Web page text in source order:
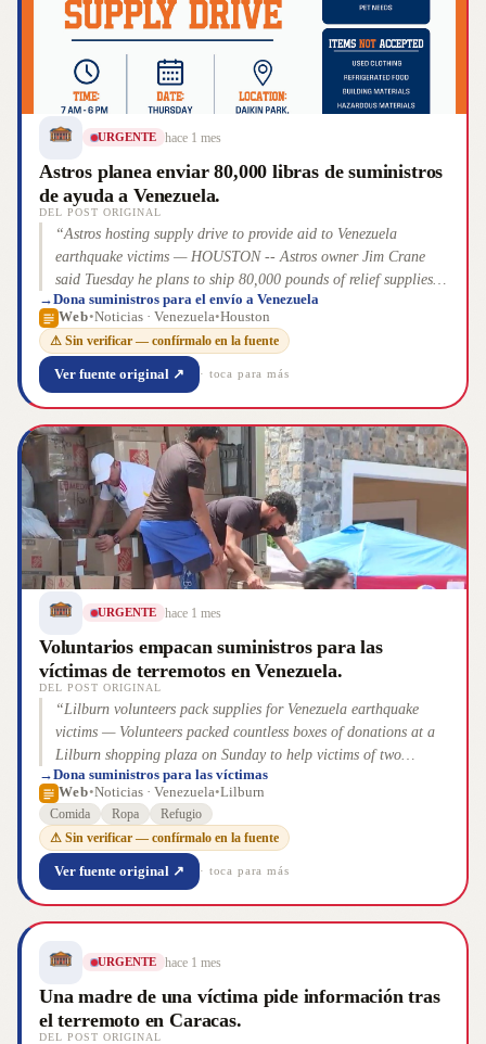
humanos”
URGENTE hace 1 mes
Astros planea enviar 80,000 libras de suministros
de ayuda a Venezuela.
DEL POST ORIGINAL
“Astros hosting supply drive to provide aid to Venezuela
earthquake victims — HOUSTON -- Astros owner Jim Crane
said Tuesday he plans to ship 80,000 pounds of relief supplies to
Venezuela to help provide aid from the powerful June 24
earthquakes that devastated the nation, killing hundreds of
people with thousands still missing.”
→Dona suministros para el envío a Venezuela
Web•Noticias · Venezuela•Houston
⚠ Sin verificar — confírmalo en la fuente
Ver fuente original ↗ · toca para más
URGENTE hace 1 mes
Voluntarios empacan suministros para las
víctimas de terremotos en Venezuela.
DEL POST ORIGINAL
“Lilburn volunteers pack supplies for Venezuela earthquake
victims — Volunteers packed countless boxes of donations at a
Lilburn shopping plaza on Sunday to help victims of two
massive earthquakes in Venezuela. The disaster has killed more
than 1,400 people so far, leaving people without food, clothes
or shelter.”
→Dona suministros para las víctimas
Web•Noticias · Venezuela•Lilburn
Comida Ropa
Refugio
⚠ Sin verificar — confírmalo en la fuente
Ver fuente original ↗ · toca para más
URGENTE hace 1 mes
Una madre de una víctima pide información tras
el terremoto en Caracas.
DEL POST ORIGINAL